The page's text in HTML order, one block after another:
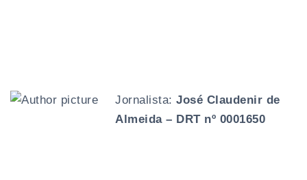
Jornalista: José Claudenir de
Almeida – DRT nº 0001650